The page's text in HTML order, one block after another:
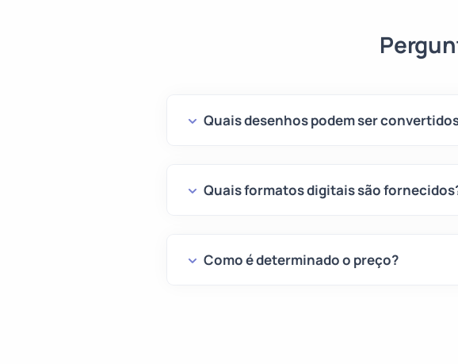
Quais desenhos podem ser
Quais formatos digitais são
Como é determinado o preço?